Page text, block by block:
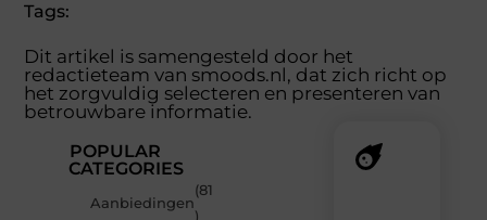
Tags:
Dit artikel is samengesteld door het
redactieteam van smoods.nl, dat zich richt op
het zorgvuldig selecteren en presenteren van
betrouwbare informatie.
POPULAR
CATEGORIES
Aanbiedingen
(81
)